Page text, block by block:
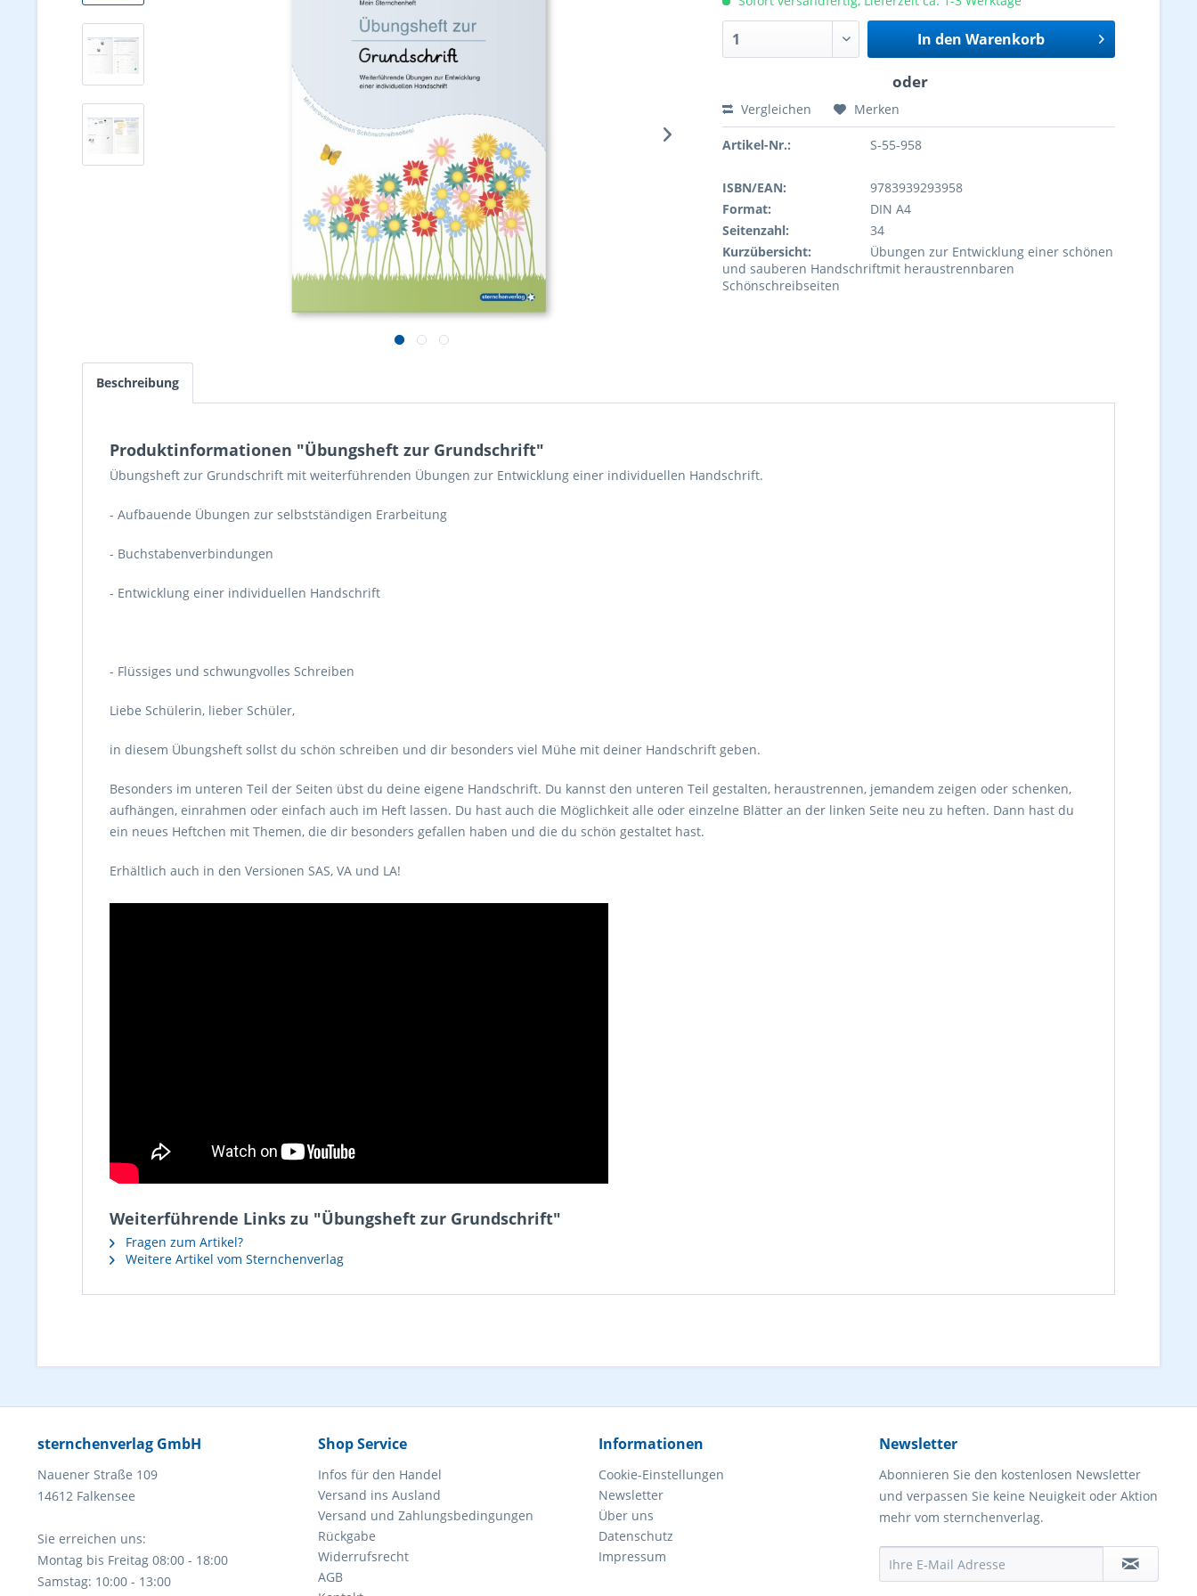
In den Warenkorb
Vergleichen Merken
Artikel-Nr.: S-55-958
ISBN/EAN:
9783939293958
Format:
DIN A4
Seitenzahl:
34
Kurzübersicht:
Übungen zur Entwicklung einer schönen
und sauberen Handschriftmit heraustrennbaren
Schönschreibseiten
Beschreibung
Produktinformationen "Übungsheft zur Grundschrift"
Übungsheft zur Grundschrift mit weiterführenden Übungen zur Entwicklung einer individuellen Handschrift.
- Aufbauende Übungen zur selbstständigen Erarbeitung
- Buchstabenverbindungen
- Entwicklung einer individuellen Handschrift
- Flüssiges und schwungvolles Schreiben
Liebe Schülerin, lieber Schüler,
in diesem Übungsheft sollst du schön schreiben und dir besonders viel Mühe mit deiner Handschrift geben.
Besonders im unteren Teil der Seiten übst du deine eigene Handschrift. Du kannst den unteren Teil gestalten, heraustrennen, jemandem zeigen oder schenken,
aufhängen, einrahmen oder einfach auch im Heft lassen. Du hast auch die Möglichkeit alle oder einzelne Blätter an der linken Seite neu zu heften. Dann hast du
ein neues Heftchen mit Themen, die dir besonders gefallen haben und die du schön gestaltet hast.
Erhältlich auch in den Versionen SAS, VA und LA!
Weiterführende Links zu "Übungsheft zur Grundschrift"
Fragen zum Artikel?
Weitere Artikel vom Sternchenverlag
sternchenverlag GmbH
Nauener Straße 109
14612 Falkensee
Sie erreichen uns:
Montag bis Freitag 08:00 - 18:00
Samstag: 10:00 - 13:00
Shop Service
Infos für den Handel
Versand ins Ausland
Versand und Zahlungsbedingungen
Rückgabe
Widerrufsrecht
AGB
Informationen
Cookie-Einstellungen
Newsletter
Über uns
Datenschutz
Impressum
Newsletter
Abonnieren Sie den kostenlosen Newsletter
und verpassen Sie keine Neuigkeit oder Aktion
mehr vom sternchenverlag.